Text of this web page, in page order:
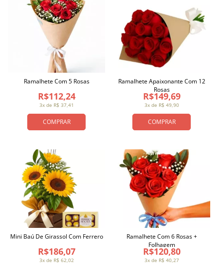
COMPRAR
3x de R$ 37,41
R$112,24
Ramalhete Com 5 Rosas
COMPRAR
3x de R$ 49,90
R$149,69
Ramalhete Apaixonante Com 12
Rosas
3x de R$ 62,02
R$186,07
Mini Baú De Girassol Com Ferrero
3x de R$ 40,27
R$120,80
Ramalhete Com 6 Rosas +
Folhagem